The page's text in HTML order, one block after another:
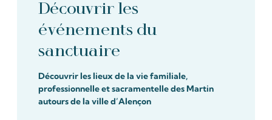
Découvrir les
événements du
sanctuaire
Découvrir les lieux de la vie familiale,
professionnelle et sacramentelle des Martin
autours de la ville d’Alençon